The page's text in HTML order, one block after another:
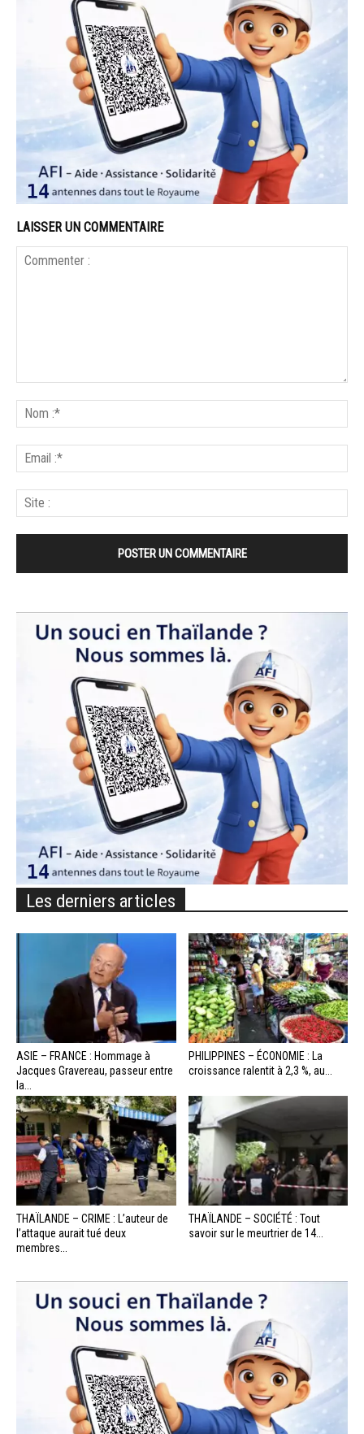
LAISSER UN COMMENTAIRE
Les derniers articles
ASIE – FRANCE : Hommage à
Jacques Gravereau, passeur entre
la...
PHILIPPINES – ÉCONOMIE : La
croissance ralentit à 2,3 %, au...
THAÏLANDE – CRIME : L’auteur de
l’attaque aurait tué deux
membres...
THAÏLANDE – SOCIÉTÉ : Tout
savoir sur le meurtrier de 14...